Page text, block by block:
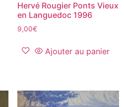
Hervé Rougier Ponts Vieux
en Languedoc 1996
9,00€
Ajouter au panier